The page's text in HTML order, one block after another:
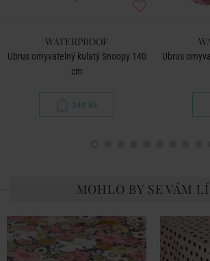
WATERPROOF
Ubrus omyvatelný kulatý Snoopy 140
cm
349 Kč
Ubrus
MOHLO BY SE VÁM